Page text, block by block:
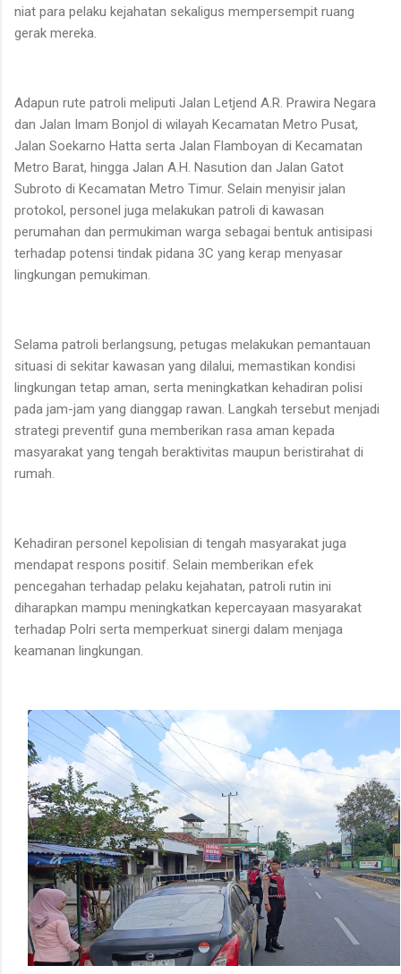
niat para pelaku kejahatan sekaligus mempersempit ruang
gerak mereka.
Adapun rute patroli meliputi Jalan Letjend A.R. Prawira Negara
dan Jalan Imam Bonjol di wilayah Kecamatan Metro Pusat,
Jalan Soekarno Hatta serta Jalan Flamboyan di Kecamatan
Metro Barat, hingga Jalan A.H. Nasution dan Jalan Gatot
Subroto di Kecamatan Metro Timur. Selain menyisir jalan
protokol, personel juga melakukan patroli di kawasan
perumahan dan permukiman warga sebagai bentuk antisipasi
terhadap potensi tindak pidana 3C yang kerap menyasar
lingkungan pemukiman.
Selama patroli berlangsung, petugas melakukan pemantauan
situasi di sekitar kawasan yang dilalui, memastikan kondisi
lingkungan tetap aman, serta meningkatkan kehadiran polisi
pada jam-jam yang dianggap rawan. Langkah tersebut menjadi
strategi preventif guna memberikan rasa aman kepada
masyarakat yang tengah beraktivitas maupun beristirahat di
rumah.
Kehadiran personel kepolisian di tengah masyarakat juga
mendapat respons positif. Selain memberikan efek
pencegahan terhadap pelaku kejahatan, patroli rutin ini
diharapkan mampu meningkatkan kepercayaan masyarakat
terhadap Polri serta memperkuat sinergi dalam menjaga
keamanan lingkungan.